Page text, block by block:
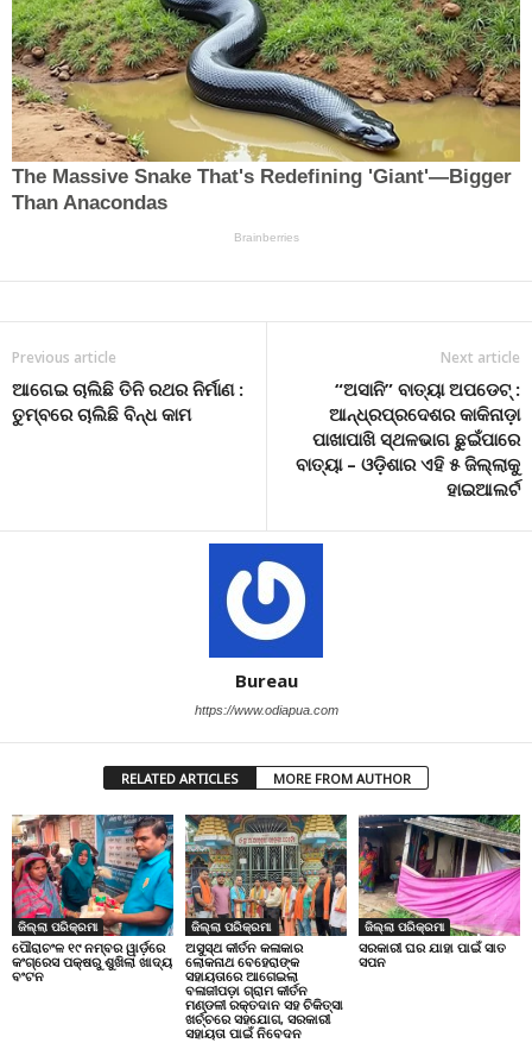
Previous article
ଆଗେଇ ଚାଲିଛି ତିନି ରଥର ନିର୍ମାଣ :
ତୁମ୍ବରେ ଚାଲିଛି ବିନ୍ଧ କାମ
Next article
“ଅସାନି” ବାତ୍ୟା ଅପଡେଟ୍‌ :
ଆନ୍ଧ୍ରପ୍ରଦେଶର କାକିନାଡ଼ା
ପାଖାପାଖି ସ୍ଥଳଭାଗ ଛୁଇଁପାରେ
ବାତ୍ୟା – ଓଡ଼ିଶାର ଏହି ୫ ଜିଲ୍ଲାକୁ
ହାଇଆଲର୍ଟ
Bureau
https://www.odiapua.com
RELATED ARTICLES MORE FROM AUTHOR
ଜିଲ୍ଲା ପରିକ୍ରମା
ପୌରାଚଂଳ ୧୯ ନମ୍ବର ୱାର୍ଡ଼ରେ
କଂଗ୍ରେସ ପକ୍ଷରୁ ଶୁଖିଲା ଖାଦ୍ୟ
ବଂଟନ
ଜିଲ୍ଲା ପରିକ୍ରମା
ଅସୁସ୍ଥ କୀର୍ତନ କଳାକାର
ଲୋକନାଥ ବେହେରାଙ୍କ
ସହାୟତାରେ ଆଗେଇଲା
ବଳାଜୀପଡ଼ା ଗ୍ରାମ କୀର୍ତନ
ମଣ୍ଡଳୀ ରକ୍ତଦାନ ସହ ଚିକିତ୍ସା
ଖର୍ଚ୍ଚରେ ସହଯୋଗ, ସରକାରୀ
ସହାୟତା ପାଇଁ ନିବେଦନ
ଜିଲ୍ଲା ପରିକ୍ରମା
ସରକାରୀ ଘର ଯାହା ପାଇଁ ସାତ
ସପନ